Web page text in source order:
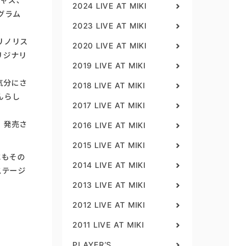
ラム
ノリス
ナリ
分にさ
らし
発売さ
その
ージ
2024 LIVE AT MIKI
2023 LIVE AT MIKI
2020 LIVE AT MIKI
2019 LIVE AT MIKI
2018 LIVE AT MIKI
2017 LIVE AT MIKI
2016 LIVE AT MIKI
2015 LIVE AT MIKI
2014 LIVE AT MIKI
2013 LIVE AT MIKI
2012 LIVE AT MIKI
2011 LIVE AT MIKI